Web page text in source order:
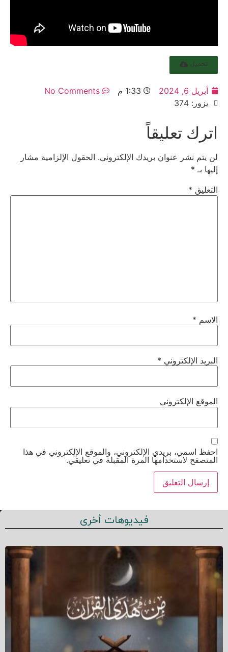
تحميل
أبريل 6, 2024 1:33 م
No Comments
يزور: 374
اترك تعليقاً
لن يتم نشر عنوان بريدك الإلكتروني. الحقول الإلزامية مشار
إليها بـ *
التعليق *
الاسم *
البريد الإلكتروني *
الموقع الإلكتروني
احفظ اسمي، بريدي الإلكتروني، والموقع الإلكتروني في هذا
المتصفح لاستخدامها المرة المقبلة في تعليقي.
فيديوهات أخرى